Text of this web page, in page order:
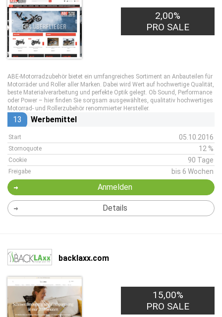
2,00%
PRO SALE
ABE-Motorradzubehör bietet ein umfangreiches Sortiment an Anbauteilen für
Motorräder und Roller aller Marken. Dabei wird Wert auf hochwertige Qualität,
beste Materialverarbeitung und perfekte Optik gelegt. Ob Sound, Performance
oder Power – hier finden Sie sorgsam ausgewähltes, qualitativ hochwertiges
Motorrad- und Rollerzubehör renommierter Hersteller.
13 Werbemittel
Start 05.10.2016
Stornoquote 12 %
Cookie 90 Tage
Freigabe bis 6 Wochen
Anmelden
Details
backlaxx.com
15,00%
PRO SALE